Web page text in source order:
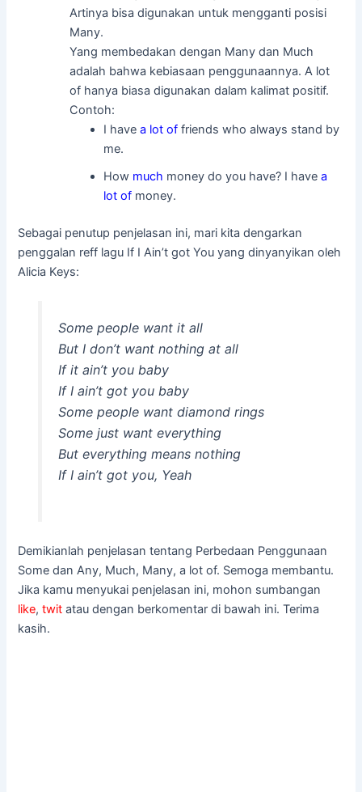
Artinya bisa digunakan untuk mengganti posisi
Many.
Yang membedakan dengan Many dan Much
adalah bahwa kebiasaan penggunaannya. A lot
of hanya biasa digunakan dalam kalimat positif.
Contoh:
I havea lot offriends who always stand by
me.
How much money do you have? I havea
lot of money.
Sebagai penutup penjelasan ini, mari kita dengarkan
penggalan reff lagu If I Ain’t got You yang dinyanyikan oleh
Alicia Keys:
Some people want it all
But I don’t want nothing at all
If it ain’t you baby
If I ain’t got you baby
Some people want diamond rings
Some just want everything
But everything means nothing
If I ain’t got you, Yeah
Demikianlah penjelasan tentang Perbedaan Penggunaan
Some dan Any, Much, Many, a lot of. Semoga membantu.
Jika kamu menyukai penjelasan ini, mohon sumbangan
like,twit atau dengan berkomentar di bawah ini. Terima
kasih.